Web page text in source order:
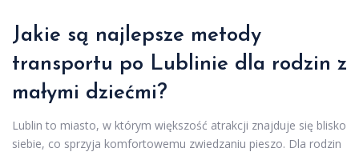
Jakie są najlepsze metody
transportu po Lublinie dla rodzin z
małymi dziećmi?
Lublin to miasto, w którym większość atrakcji znajduje się blisko
siebie, co sprzyja komfortowemu zwiedzaniu pieszo. Dla rodzin